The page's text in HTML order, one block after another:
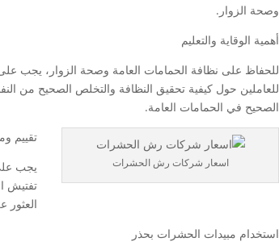
وصحة الزوار.
أهمية الوقاية والتعليم
للحفاظ على نظافة الحمامات العامة وصحة الزوار، يجب على
للعاملين حول كيفية تحقيق النظافة والتخلص الصحيح من
الصحيح في الحمامات العامة.
اسعار شركات رش الحشرات
تقييم
يجب
تفتيش
استخدام مبيدات الحشرات بحذر